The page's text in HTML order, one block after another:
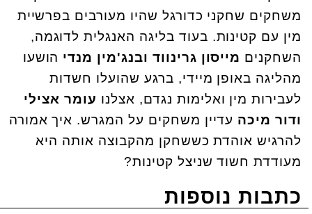
משחקים שחקני כדורגל שהיו מעורבים בפרשיית
מין עם קטינות. בעוד בליגה האנגלית לדוגמה,
השחקנים מייסון גרינווד ובנג'מין מנדי הושעו
מהליגה באופן מיידי, ברגע שהועלו חשדות
לעבירות מין ואלימות נגדם, אצלנו עומר אצילי
ודור מיכה עדיין משחקים על המגרש. איך אמורה
להרגיש אוהדת כששחקן מהקבוצה אותה היא
מעודדת חשוד שניצל קטינות?
כתבות נוספות